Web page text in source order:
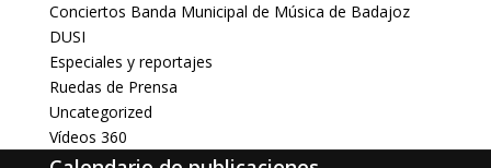
Conciertos Banda Municipal de Música de Badajoz
DUSI
Especiales y reportajes
Ruedas de Prensa
Uncategorized
Vídeos 360